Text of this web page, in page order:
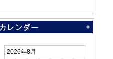
2026年8月